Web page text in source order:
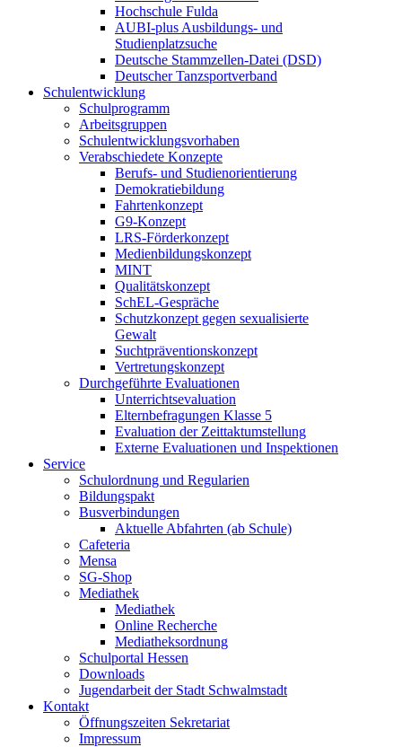
Hochschule Fulda
AUBI-plus Ausbildungs- und
Studienplatzsuche
Deutsche Stammzellen-Datei (DSD)
Deutscher Tanzsportverband
Schulentwicklung
Schulprogramm
Arbeitsgruppen
Schulentwicklungsvorhaben
Verabschiedete Konzepte
Berufs- und Studienorientierung
Demokratiebildung
Fahrtenkonzept
G9-Konzept
LRS-Förderkonzept
Medienbildungskonzept
MINT
Qualitätskonzept
SchEL-Gespräche
Schutzkonzept gegen sexualisierte
Gewalt
Suchtpräventionskonzept
Vertretungskonzept
Durchgeführte Evaluationen
Unterrichtsevaluation
Elternbefragungen Klasse 5
Evaluation der Zeittaktumstellung
Externe Evaluationen und Inspektionen
Service
Schulordnung und Regularien
Bildungspakt
Busverbindungen
Aktuelle Abfahrten (ab Schule)
Cafeteria
Mensa
SG-Shop
Mediathek
Mediathek
Online Recherche
Mediatheksordnung
Schulportal Hessen
Downloads
Jugendarbeit der Stadt Schwalmstadt
Kontakt
Öffnungszeiten Sekretariat
Impressum